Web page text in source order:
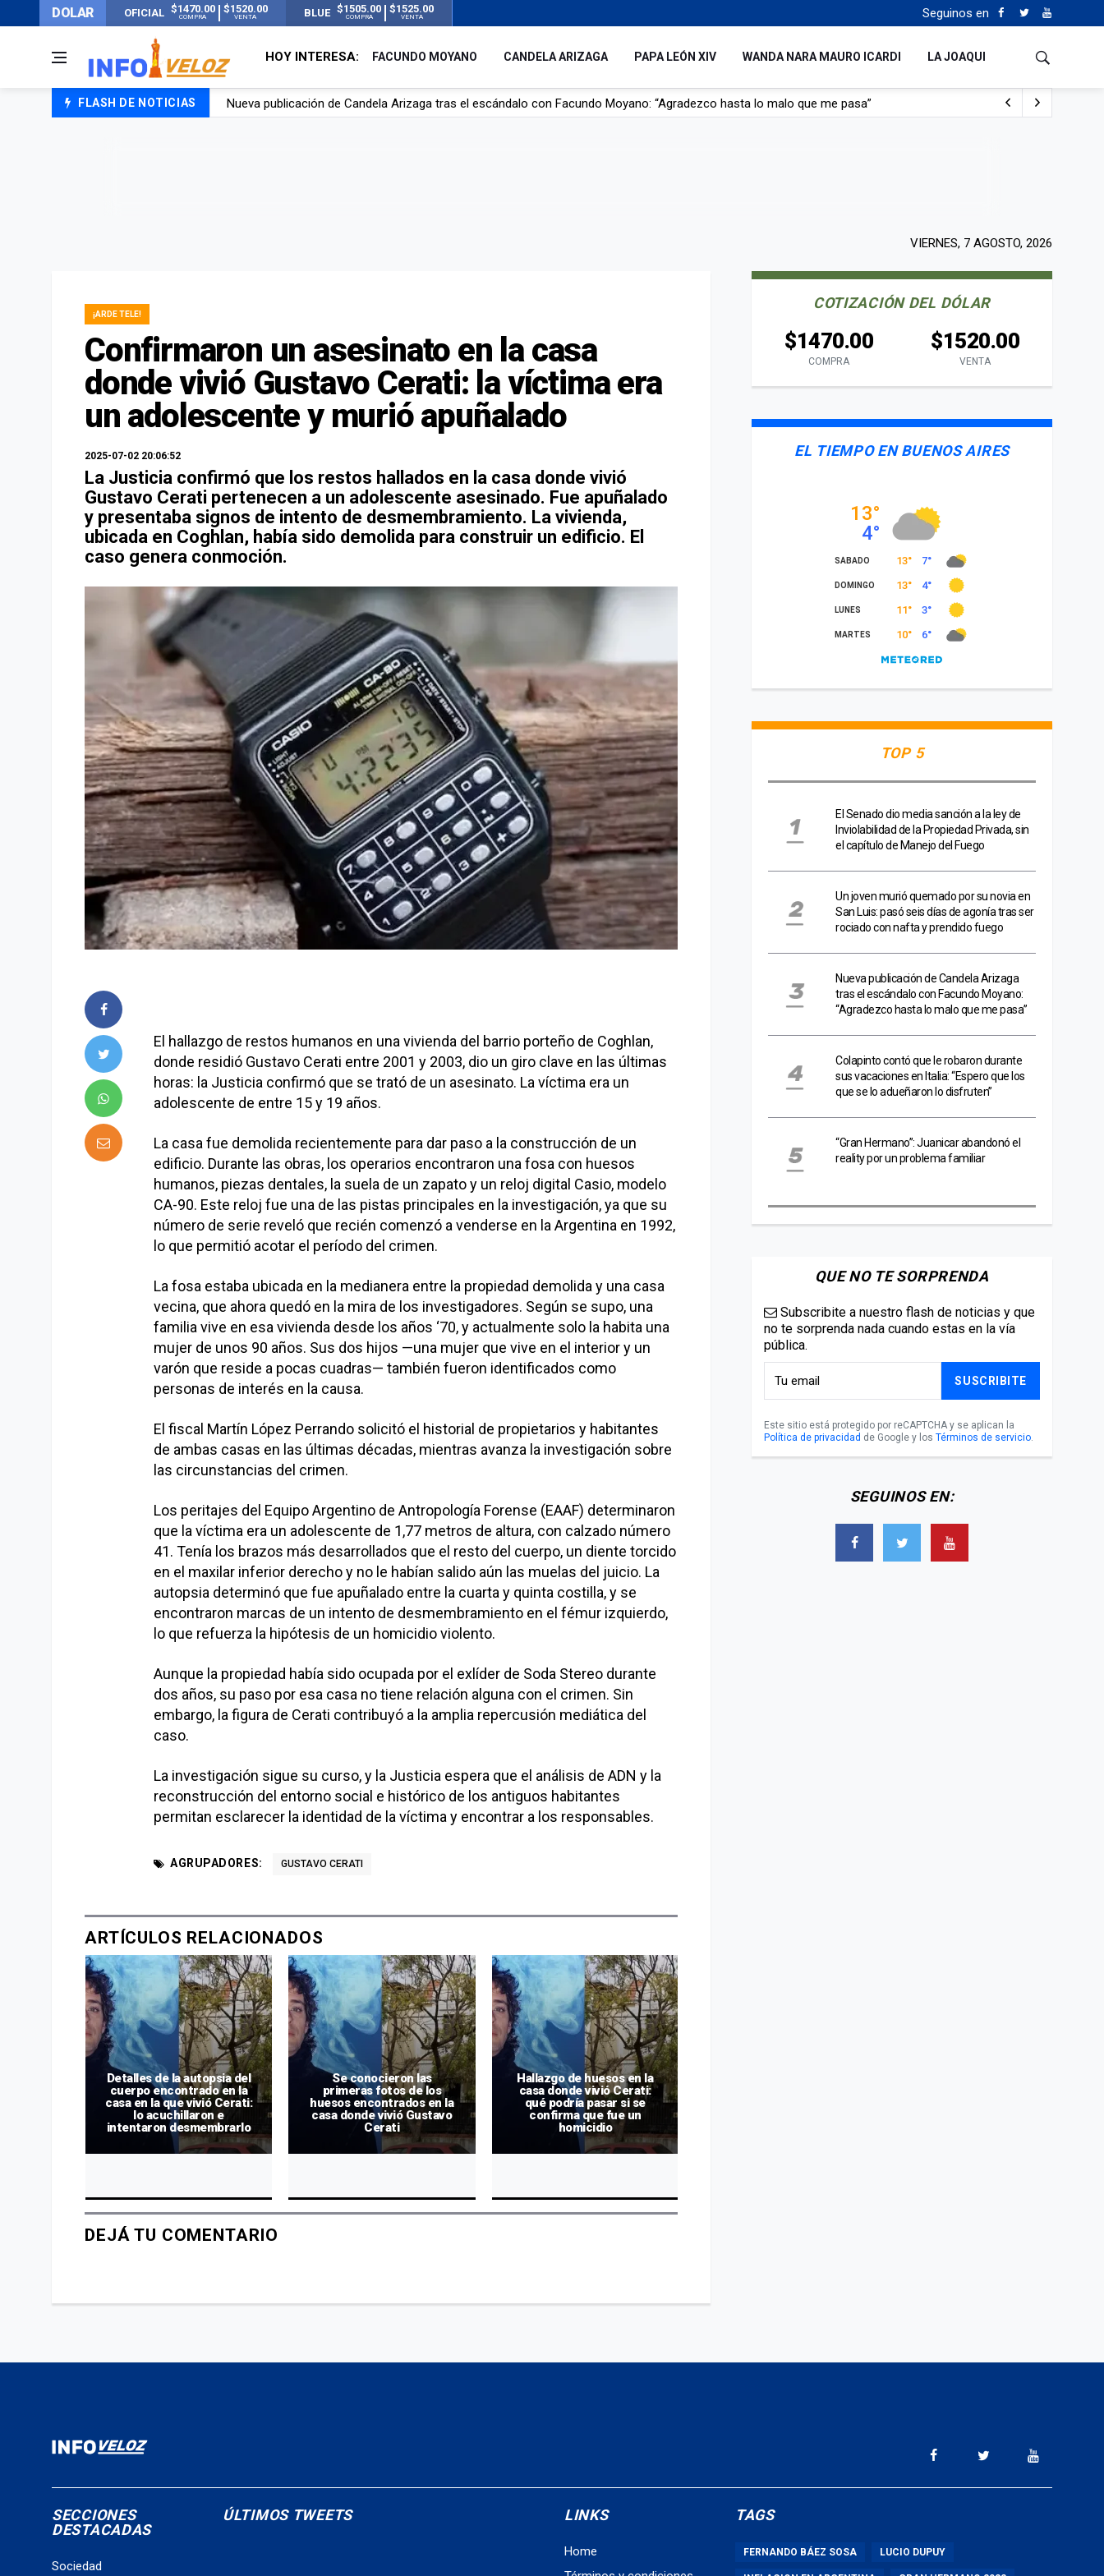
DOLAR OFICIAL $1470.00
COMPRA
$1520.00
VENTA BLUE $1505.00
COMPRA
$1525.00
VENTA Seguinos en
HOY INTERESA: FACUNDO MOYANO CANDELA ARIZAGA PAPA LEÓN XIV WANDA NARA MAURO ICARDI LA JOAQUI
FLASH DE NOTICIAS
Un joven murió quemado por su novia en San Luis: pasó seis días de agonía tras ser rociado con nafta y prendido fuego
VIERNES, 7 AGOSTO, 2026
¡ARDE TELE!
Confirmaron un asesinato en la casa
donde vivió Gustavo Cerati: la víctima era
un adolescente y murió apuñalado
2025-07-02 20:06:52
La Justicia confirmó que los restos hallados en la casa donde vivió
Gustavo Cerati pertenecen a un adolescente asesinado. Fue apuñalado
y presentaba signos de intento de desmembramiento. La vivienda,
ubicada en Coghlan, había sido demolida para construir un edificio. El
caso genera conmoción.
El hallazgo de restos humanos en una vivienda del barrio porteño de Coghlan,
donde residió Gustavo Cerati entre 2001 y 2003, dio un giro clave en las últimas
horas: la Justicia confirmó que se trató de un asesinato. La víctima era un
adolescente de entre 15 y 19 años.
La casa fue demolida recientemente para dar paso a la construcción de un
edificio. Durante las obras, los operarios encontraron una fosa con huesos
humanos, piezas dentales, la suela de un zapato y un reloj digital Casio, modelo
CA-90. Este reloj fue una de las pistas principales en la investigación, ya que su
número de serie reveló que recién comenzó a venderse en la Argentina en 1992,
lo que permitió acotar el período del crimen.
La fosa estaba ubicada en la medianera entre la propiedad demolida y una casa
vecina, que ahora quedó en la mira de los investigadores. Según se supo, una
familia vive en esa vivienda desde los años ‘70, y actualmente solo la habita una
mujer de unos 90 años. Sus dos hijos —una mujer que vive en el interior y un
varón que reside a pocas cuadras— también fueron identificados como
personas de interés en la causa.
El fiscal Martín López Perrando solicitó el historial de propietarios y habitantes
de ambas casas en las últimas décadas, mientras avanza la investigación sobre
las circunstancias del crimen.
Los peritajes del Equipo Argentino de Antropología Forense (EAAF) determinaron
que la víctima era un adolescente de 1,77 metros de altura, con calzado número
41. Tenía los brazos más desarrollados que el resto del cuerpo, un diente torcido
en el maxilar inferior derecho y no le habían salido aún las muelas del juicio. La
autopsia determinó que fue apuñalado entre la cuarta y quinta costilla, y se
encontraron marcas de un intento de desmembramiento en el fémur izquierdo,
lo que refuerza la hipótesis de un homicidio violento.
Aunque la propiedad había sido ocupada por el exlíder de Soda Stereo durante
dos años, su paso por esa casa no tiene relación alguna con el crimen. Sin
embargo, la figura de Cerati contribuyó a la amplia repercusión mediática del
caso.
La investigación sigue su curso, y la Justicia espera que el análisis de ADN y la
reconstrucción del entorno social e histórico de los antiguos habitantes
permitan esclarecer la identidad de la víctima y encontrar a los responsables.
AGRUPADORES: GUSTAVO CERATI
ARTÍCULOS RELACIONADOS
Detalles de la autopsia del
cuerpo encontrado en la
casa en la que vivió Cerati:
lo acuchillaron e
intentaron desmembrarlo
Se conocieron las
primeras fotos de los
huesos encontrados en la
casa donde vivió Gustavo
Cerati
Hallazgo de huesos en la
casa donde vivió Cerati:
qué podría pasar si se
confirma que fue un
homicidio
DEJÁ TU COMENTARIO
COTIZACIÓN DEL DÓLAR
$1470.00
COMPRA
$1520.00
VENTA
EL TIEMPO EN BUENOS AIRES
TOP 5
El Senado dio media sanción a la ley de
Inviolabilidad de la Propiedad Privada, sin
el capítulo de Manejo del Fuego
Un joven murió quemado por su novia en
San Luis: pasó seis días de agonía tras ser
rociado con nafta y prendido fuego
Nueva publicación de Candela Arizaga
tras el escándalo con Facundo Moyano:
“Agradezco hasta lo malo que me pasa”
Colapinto contó que le robaron durante
sus vacaciones en Italia: “Espero que los
que se lo adueñaron lo disfruten”
“Gran Hermano”: Juanicar abandonó el
reality por un problema familiar
QUE NO TE SORPRENDA
Subscribite a nuestro flash de noticias y que
no te sorprenda nada cuando estas en la vía
pública.
SUSCRIBITE
Este sitio está protegido por reCAPTCHA y se aplican la
Política de privacidad de Google y los Términos de servicio.
SEGUINOS EN:
SECCIONES
DESTACADAS
Sociedad
ÚLTIMOS TWEETS LINKS
Home
TAGS
FERNANDO BÁEZ SOSA LUCIO DUPUY